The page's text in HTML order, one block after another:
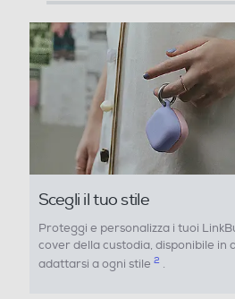
Scegli il tuo stile
Proteggi e personalizza i tuoi
cover della custodia, disponibile in
adattarsi a ogni stile 2 .